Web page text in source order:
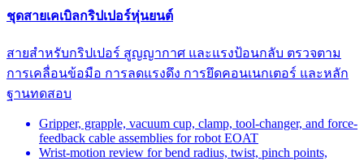
ชุดสายเคเบิลกริปเปอร์หุ่นยนต์
สายสำหรับกริปเปอร์ สูญญากาศ และแรงป้อนกลับ ตรวจตาม
การเคลื่อนข้อมือ การลดแรงดึง การยึดคอนเนกเตอร์ และหลัก
ฐานทดสอบ
Gripper, grapple, vacuum cup, clamp, tool-changer, and force-
feedback cable assemblies for robot EOAT
Wrist-motion review for bend radius, twist, pinch points,